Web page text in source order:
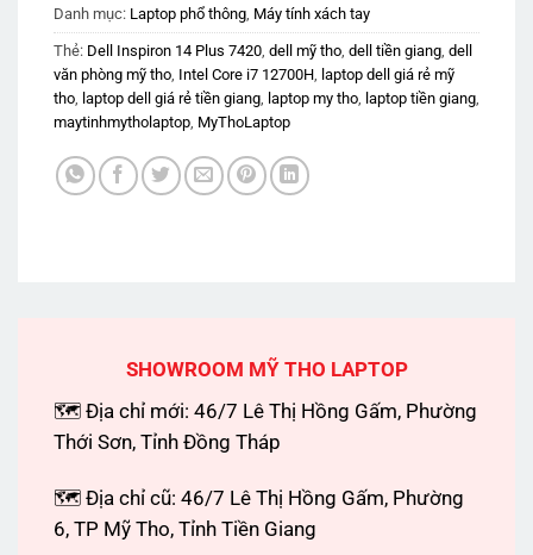
Danh mục: Laptop phổ thông, Máy tính xách tay
Thẻ: Dell Inspiron 14 Plus 7420, dell mỹ tho, dell tiền giang, dell
văn phòng mỹ tho, Intel Core i7 12700H, laptop dell giá rẻ mỹ
tho, laptop dell giá rẻ tiền giang, laptop my tho, laptop tiền giang,
maytinhmytholaptop, MyThoLaptop
SHOWROOM MỸ THO LAPTOP
🗺 Địa chỉ mới: 46/7 Lê Thị Hồng Gấm, Phường
Thới Sơn, Tỉnh Đồng Tháp
🗺 Địa chỉ cũ: 46/7 Lê Thị Hồng Gấm, Phường
6, TP Mỹ Tho, Tỉnh Tiền Giang